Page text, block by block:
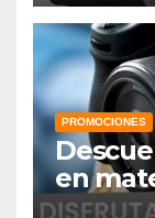
PROMOCIONES
en